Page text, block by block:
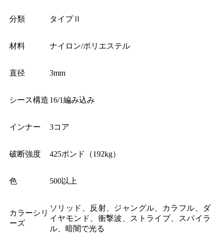
分類 タイプⅡ
材料 ナイロン/ポ​​リエステル
直径 3mm
シース構造 16/1編み込み
インナー 3コア
破断強度 425ポンド（192kg）
色 500以上
カラーシリ
ーズ
ソリッド、反射、ジャングル、カラフル、ダ
イヤモンド、衝撃波、ストライプ、スパイラ
ル、暗闇で光る